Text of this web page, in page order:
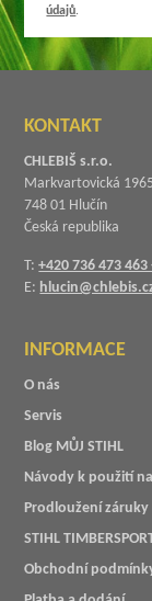
údajů.
KONTAKT
CHLEBIŠ s.r.o.
Markvartovická
748 01 Hlučín
Česká republika
T:+420 736 473
E:
INFORMACE
O nás
Servis
Blog MŮJ STIHL
Návody k použití
Prodloužení záruky
STIHL
Obchodní